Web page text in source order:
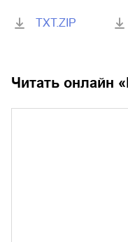
TXT.ZIP
Читать онлайн «